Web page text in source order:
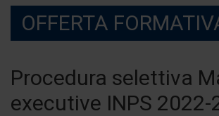
OFFERTA
Procedura selettiva
executive INPS 2022-